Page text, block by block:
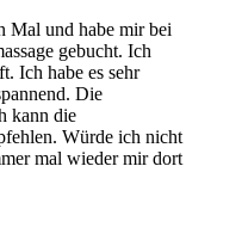
Mal und habe mir bei
gebucht. Ich
Ich habe es sehr
Die
kann die
Würde ich nicht
mal wieder mir dort